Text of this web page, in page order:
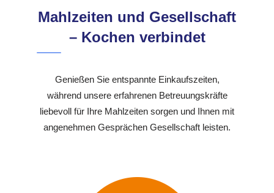
Mahlzeiten und Gesellschaft
– Kochen verbindet
Genießen Sie entspannte Einkaufszeiten,
während unsere erfahrenen Betreuungskräfte
liebevoll für Ihre Mahlzeiten sorgen und Ihnen mit
angenehmen Gesprächen Gesellschaft leisten.